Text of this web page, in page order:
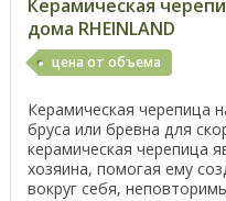
Керамическая
дома RHEINLAND
цена от объема
Керамическая черепица
бруса или бревна для
керамическая черепица
хозяина, помогая ему
вокруг себя,